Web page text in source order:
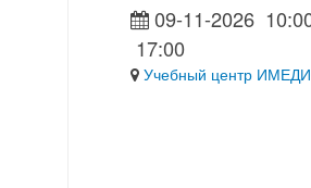
09-11-2026
17:00
Учебный центр